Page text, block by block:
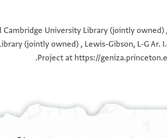
100%
100%
100%
100%
Cambridge University Library (jointly owned)
(jointly owned) , Lewis-Gibson, L-G Ar.
Project at https://